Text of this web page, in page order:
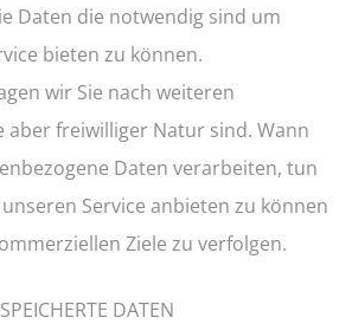
Daten die notwendig sind um
bieten zu können.
wir Sie nach weiteren
aber freiwilliger Natur sind. Wann
Daten verarbeiten, tun
Service anbieten zu können
Ziele zu verfolgen.
DATEN